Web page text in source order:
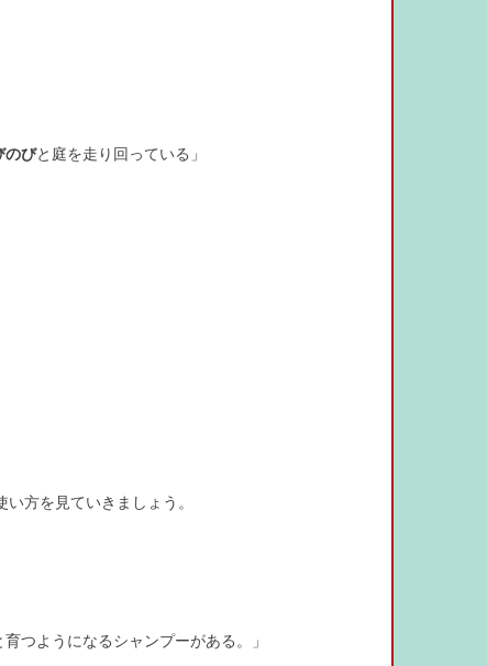
のびと庭を走り回っている」
い方を見ていきましょう。
育つようになるシャンプーがある。」